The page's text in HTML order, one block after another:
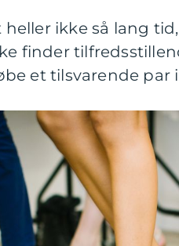
heller ikke så lang
finder
et tilsvarende par